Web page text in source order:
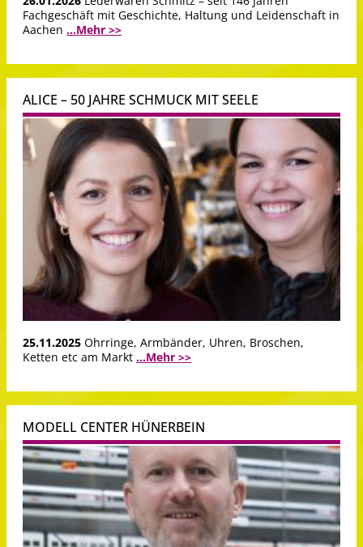
Fachgeschäft mit Geschichte, Haltung und Leidenschaft in
Aachen ...Mehr >>
ALICE – 50 JAHRE SCHMUCK MIT SEELE
25.11.2025 Ohrringe, Armbänder, Uhren, Broschen,
Ketten etc am Markt ...Mehr >>
MODELL CENTER HÜNERBEIN